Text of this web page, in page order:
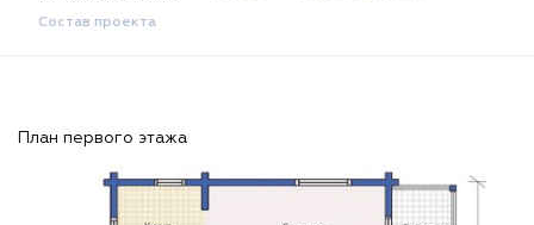
Состав проекта
План первого этажа